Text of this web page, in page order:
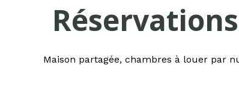
Réservations
Maison partagée, chambres à louer par